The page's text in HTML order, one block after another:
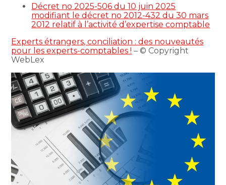
Décret no 2025-506 du 10 juin 2025
modifiant le décret no 2012-432 du 30 mars
2012 relatif à l’activité d’expertise comptable
Experts étrangers, conciliation : des nouveautés
pour les experts-comptables ! – © Copyright
WebLex